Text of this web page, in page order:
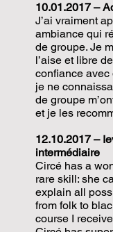
10.01.2017 –
J’ai vraiment
ambiance qui
de groupe. Je
l’aise et libre
confiance avec
je ne
de groupe
et je les
12.10.2017 –
intermédiaire
Circé has a
rare skill: she
explain all
from folk to
course I